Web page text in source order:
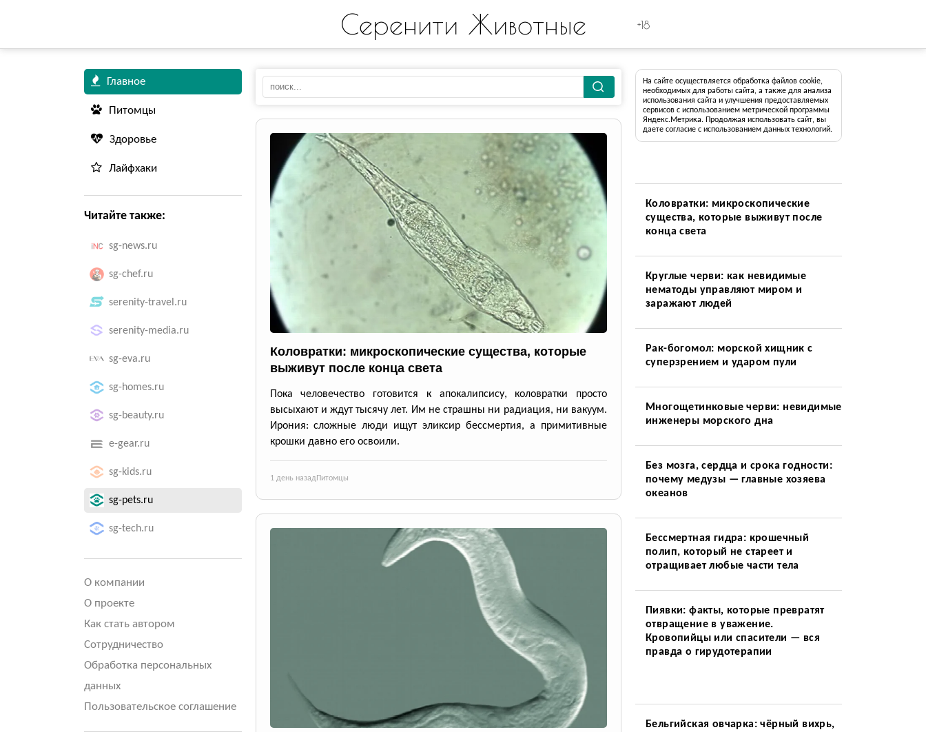
Серенити Животные +18
Главное
Питомцы
Здоровье
Лайфхаки
Читайте также:
sg-news.ru
sg-chef.ru
serenity-travel.ru
serenity-media.ru
sg-eva.ru
sg-homes.ru
sg-beauty.ru
e-gear.ru
sg-kids.ru
sg-pets.ru
sg-tech.ru
О компании
О проекте
Как стать автором
Сотрудничество
Обработка персональных
данных
Пользовательское соглашение
Коловратки: микроскопические существа, которые
выживут после конца света
Пока человечество готовится к апокалипсису, коловратки просто
высыхают и ждут тысячу лет. Им не страшны ни радиация, ни вакуум.
Ирония: сложные люди ищут эликсир бессмертия, а примитивные
крошки давно его освоили.
1 день назадПитомцы
На сайте осуществляется обработка файлов cookie,
необходимых для работы сайта, а также для анализа
использования сайта и улучшения предоставляемых
сервисов с использованием метрической программы
Яндекс.Метрика. Продолжая использовать сайт, вы
даете согласие с использованием данных технологий.
Коловратки: микроскопические
существа, которые выживут после
конца света
Круглые черви: как невидимые
нематоды управляют миром и
заражают людей
Рак-богомол: морской хищник с
суперзрением и ударом пули
Многощетинковые черви: невидимые
инженеры морского дна
Без мозга, сердца и срока годности:
почему медузы — главные хозяева
океанов
Бессмертная гидра: крошечный
полип, который не стареет и
отращивает любые части тела
Пиявки: факты, которые превратят
отвращение в уважение.
Кровопийцы или спасители — вся
правда о гирудотерапии
Бельгийская овчарка: чёрный вихрь,